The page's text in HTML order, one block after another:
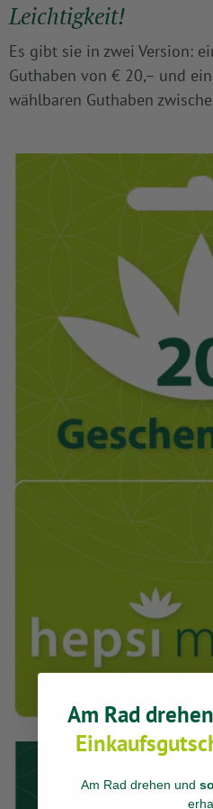
Leichtigkeit!
Es gibt sie in zwei Version:
Guthaben von € 20,– und
wählbaren Guthaben
Am Rad
Am Rad drehen und